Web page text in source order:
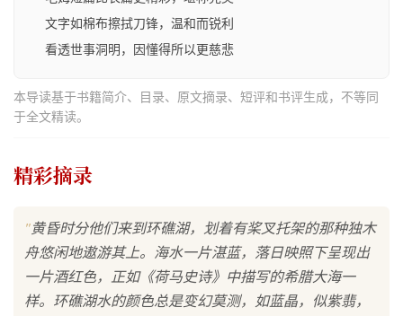
文字如棉布擦拭刀锋，温和而锐利
看透世事洞明，因懂得所以更慈悲
本导读基于书籍简介、目录、原文摘录、短评和书评生成，不等同
于全文精读。
精彩摘录
"黄昏时分他们来到环礁湖，划着有桨叉托架的那种独木
舟悠闲地遨游其上。海水一片湛蓝，落日映照下呈现出
一片酒红色，正如《荷马史诗》中描写的希腊大海一
样。环礁湖水的颜色总是变幻莫测，如蓝晶，似紫翡，